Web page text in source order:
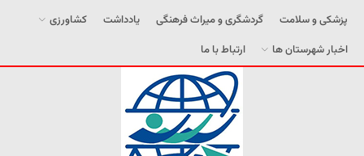
پزشکی و سلامت
گردشگری و میراث فرهنگی یادداشت
کشاورزی
اخبار شهرستان ها
ارتباط با ما